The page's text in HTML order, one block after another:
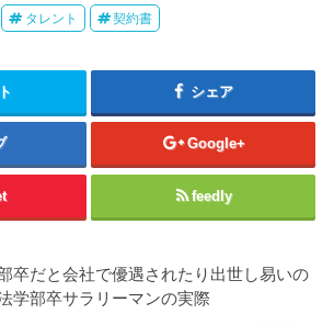
タレント 契約書
シェア
Google+
feedly
卒だと会社で優遇されたり出世し易いの
学部卒サラリーマンの実際